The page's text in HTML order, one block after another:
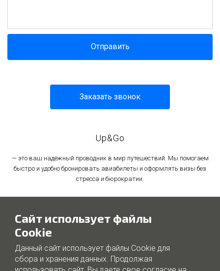
Отправить
Заказать звонок
Up&Go
— это ваш надёжный проводник в мир путешествий. Мы помогаем
быстро и удобно бронировать авиабилеты и оформлять визы без
стресса и бюрократии.
Политика использования файлов cookie
Сайт использует файлы
Cookie
Данный сайт использует файлы Cookie для
сбора и хранения данных. Продолжая